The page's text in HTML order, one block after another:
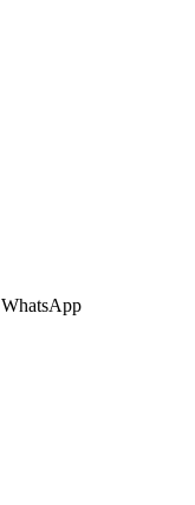
WhatsApp